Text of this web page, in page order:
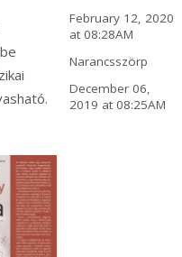
February 12, 2020
at 08:28AM
Narancsszörp
December 06,
2019 at 08:25AM